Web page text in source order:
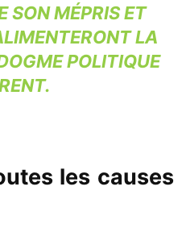
SON MÉPRIS ET
LA
POLITIQUE
les causes